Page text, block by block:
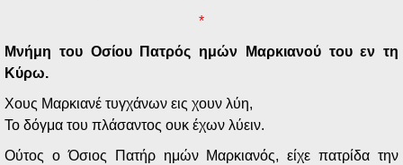
*
Μνήμη του Οσίου Πατρός ημών Μαρκιανού του εν τη
Κύρω.
Χους Μαρκιανέ τυγχάνων εις χουν λύη,
Το δόγμα του πλάσαντος ουκ έχων λύειν.
Ούτος ο Όσιος Πατήρ ημών Μαρκιανός, είχε πατρίδα την